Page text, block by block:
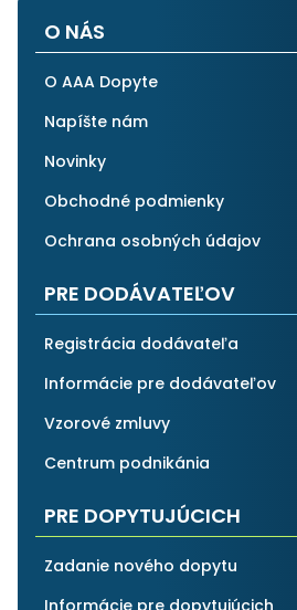
O NÁS
O AAA Dopyte
Napíšte nám
Novinky
Obchodné podmienky
Ochrana osobných údajov
PRE DODÁVATEĽOV
Registrácia dodávateľa
Informácie pre dodávateľov
Vzorové zmluvy
Centrum podnikánia
PRE DOPYTUJÚCICH
Zadanie nového dopytu
Informácie pre dopytujúcich